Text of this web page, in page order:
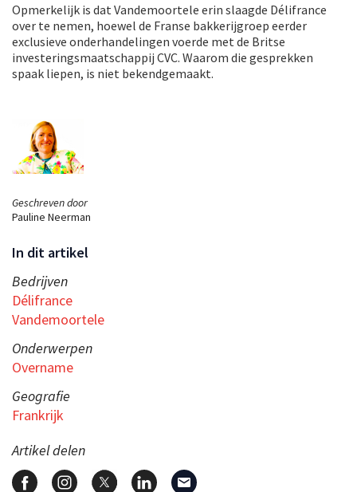
Geschreven door
Pauline Neerman
In dit artikel
Bedrijven
Délifrance
Vandemoortele
Onderwerpen
Overname
Geografie
Frankrijk
Artikel delen
Opmerkelijk is dat Vandemoortele erin slaagde Délifrance
over te nemen, hoewel de Franse bakkerijgroep eerder
exclusieve onderhandelingen voerde met de Britse
investeringsmaatschappij CVC. Waarom die gesprekken
spaak liepen, is niet bekendgemaakt.